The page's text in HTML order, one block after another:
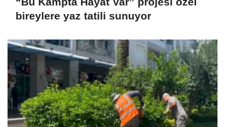
bireylere yaz tatili sunuyor